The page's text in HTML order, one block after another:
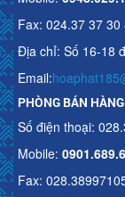
Fax: 024.37 37 30
Địa chỉ: Số 16-18
Email:
PHÒNG BÁN
Số điện thoại:
Mobile:
Fax: